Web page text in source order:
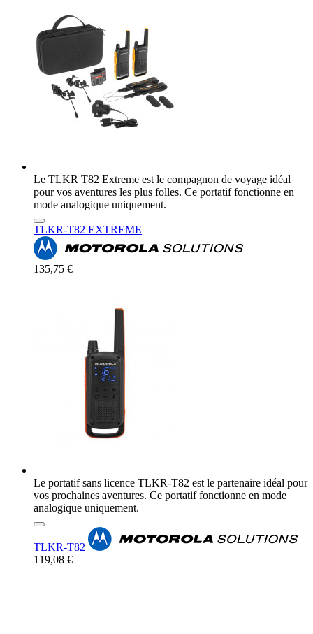
Le TLKR T82 Extreme est le compagnon de voyage idéal
pour vos aventures les plus folles. Ce portatif fonctionne en
mode analogique uniquement.
TLKR-T82 EXTREME
135,75 €
Le portatif sans licence TLKR-T82 est le partenaire idéal pour
vos prochaines aventures. Ce portatif fonctionne en mode
analogique uniquement.
TLKR-T82
119,08 €